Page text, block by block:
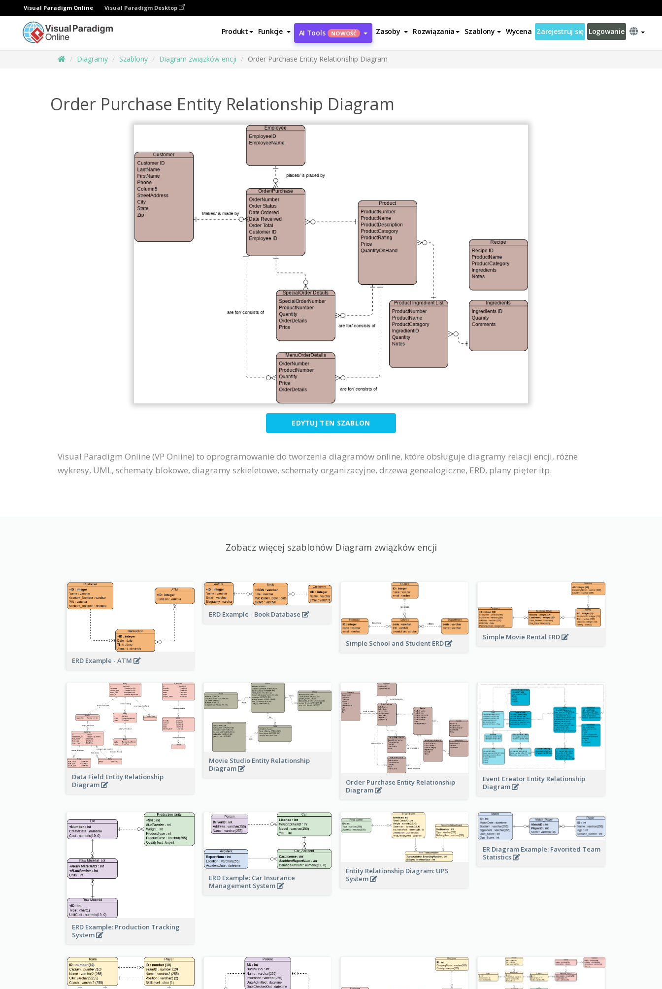
Visual Paradigm Online Visual Paradigm Desktop
Produkt Funkcje AI Tools NOWOŚĆ Zasoby Rozwiązania Szablony Wycena Zarejestruj się Logowanie
Diagramy Szablony Diagram związków encji Order Purchase Entity Relationship Diagram
Order Purchase Entity Relationship Diagram
EDYTUJ TEN SZABLON
Visual Paradigm Online (VP Online) to oprogramowanie do tworzenia diagramów online, które obsługuje diagramy relacji encji, różne
wykresy, UML, schematy blokowe, diagramy szkieletowe, schematy organizacyjne, drzewa genealogiczne, ERD, plany pięter itp.
Zobacz więcej szablonów Diagram związków encji
ERD Example - ATM
ERD Example - Book Database
Simple School and Student ERD
Simple Movie Rental ERD
Data Field Entity Relationship
Diagram
Movie Studio Entity Relationship
Diagram
Order Purchase Entity Relationship
Diagram
Event Creator Entity Relationship
Diagram
ERD Example: Production Tracking
System
ERD Example: Car Insurance
Management System
Entity Relationship Diagram: UPS
System
ER Diagram Example: Favorited Team
Statistics